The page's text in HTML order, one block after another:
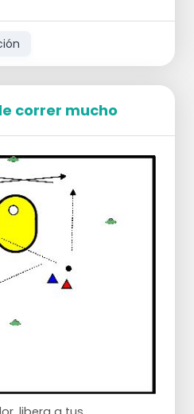
balón hacia delante,
carrera.
de apoyo y el
es utilizar todo el campo
correr mucho